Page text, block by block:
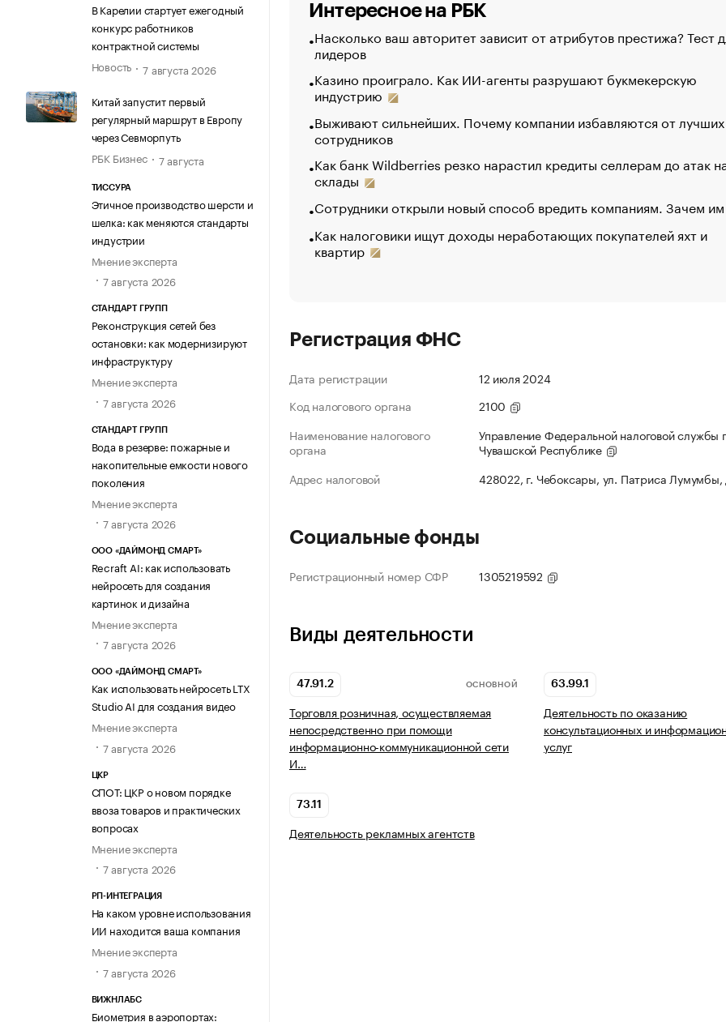
В Карелии стартует ежегодный
конкурс работников
контрактной системы
Новость
7 августа 2026
Китай запустит первый
регулярный маршрут в Европу
через Севморпуть
РБК Бизнес
7 августа
ТИССУРА
Этичное производство шерсти и
шелка: как меняются стандарты
индустрии
Мнение эксперта
7 августа 2026
СТАНДАРТ ГРУПП
Реконструкция сетей без
остановки: как модернизируют
инфраструктуру
Мнение эксперта
7 августа 2026
СТАНДАРТ ГРУПП
Вода в резерве: пожарные и
накопительные емкости нового
поколения
Мнение эксперта
7 августа 2026
ООО «ДАЙМОНД СМАРТ»
Recraft AI: как использовать
нейросеть для создания
картинок и дизайна
Мнение эксперта
7 августа 2026
ООО «ДАЙМОНД СМАРТ»
Как использовать нейросеть LTX
Studio AI для создания видео
Мнение эксперта
7 августа 2026
ЦКР
СПОТ: ЦКР о новом порядке
ввоза товаров и практических
вопросах
Мнение эксперта
7 августа 2026
РП-ИНТЕГРАЦИЯ
На каком уровне использования
ИИ находится ваша компания
Мнение эксперта
7 августа 2026
ВИЖНЛАБС
Биометрия в аэропортах:
Интересное на РБК
Насколько ваш авторитет зависит от атрибутов престижа? Тест
лидеров
Казино проиграло. Как ИИ-агенты разрушают букмекерскую
индустрию
Выживают сильнейших. Почему компании избавляются от лучших
сотрудников
Как банк Wildberries резко нарастил кредиты селлерам до атак
склады
Сотрудники открыли новый способ вредить компаниям. Зачем
Как налоговики ищут доходы неработающих покупателей яхт и
квартир
Регистрация ФНС
Дата регистрации
12 июля 2024
Код налогового органа
2100
Наименование налогового
органа
Управление Федеральной налоговой службы
Чувашской Республике
Адрес налоговой
428022, г. Чебоксары, ул. Патриса Лумумбы,
Социальные фонды
Регистрационный номер СФР 1305219592
Виды деятельности
47.91.2 ОСНОВНОЙ
Торговля розничная, осуществляемая
непосредственно при помощи
информационно-коммуникационной сети
И…
63.99.1
Деятельность по оказанию
консультационных и
услуг
73.11
Деятельность рекламных агентств